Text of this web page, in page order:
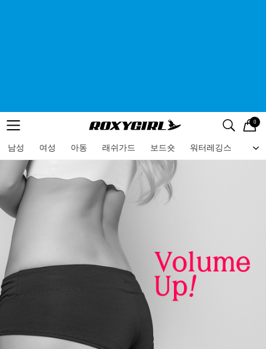
메뉴 검색
로고 0
남성 여성 아동 래쉬가드 보드숏 워터레깅스 비
메뉴